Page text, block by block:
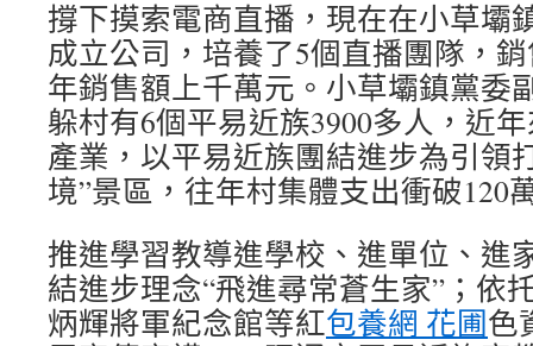
撐下摸索電商直播，現在在小草壩
成立公司，培養了5個直播團隊，
年銷售額上千萬元。小草壩鎮黨委
躲村有6個平易近族3900多人，近
產業，以平易近族團結進步為引領
境”景區，往年村集體支出衝破120
推進學習教導進學校、進單位、進
結進步理念“飛進尋常蒼生家”；依
炳輝將軍紀念館等紅包養網 花圃色